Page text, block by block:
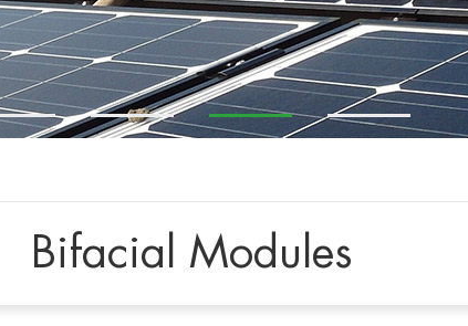
Bifacial Modules